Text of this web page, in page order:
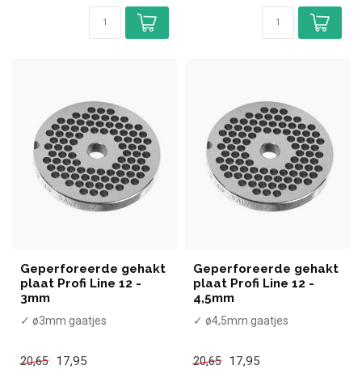
Geperforeerde gehakt
plaat Profi Line 12 -
3mm
✓ ø3mm gaatjes
20,65 17,95
Geperforeerde gehakt
plaat Profi Line 12 -
4,5mm
✓ ø4,5mm gaatjes
20,65 17,95